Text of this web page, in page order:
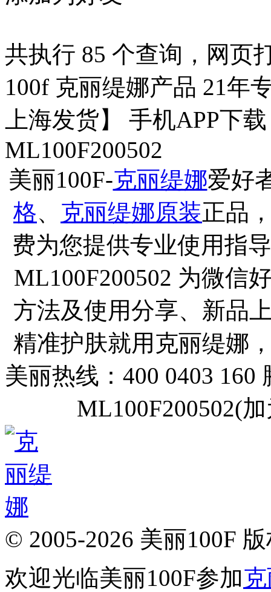
共执行 85 个查询，网页
100f 克丽缇娜产品 21年
上海发货】 手机APP下
ML100F200502
美丽100F-克丽缇娜爱好
格、 克丽缇娜原装正品
费为您提供专业使用指
ML100F200502 为微信
方法及使用分享、新品
精准护肤就用克丽缇娜
美丽热线：400 0403 160
ML100F200502(
© 2005-2026 美丽100F
欢迎光临美丽100F参加